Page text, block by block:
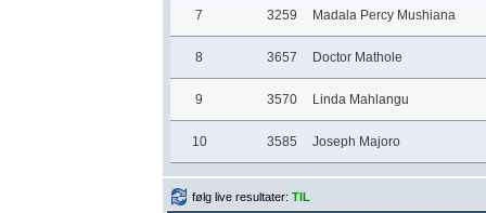
7 3259 Madala Percy Mushiana
8 3657 Doctor Mathole
9 3570 Linda Mahlangu
10 3585 Joseph Majoro
følg live resultater: TIL